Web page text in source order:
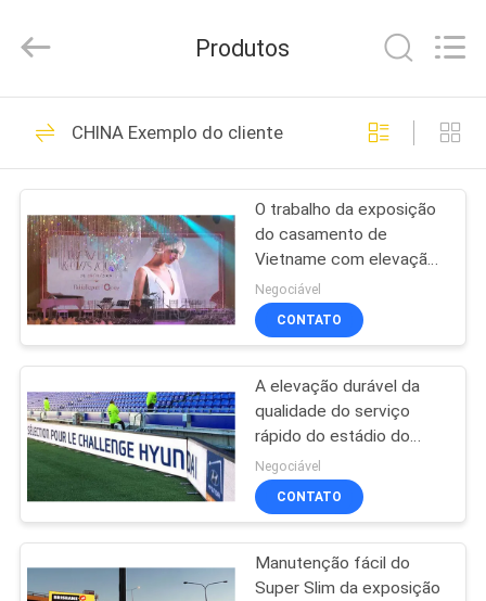
CASA
PRODUTOS
SHOW
RV
SOBRE
NÓS
EXCURSÃO
DA
FÁBRICA
Topbright
All
Reserved.
Exposição de diodo
emissor de luz de
HD
175
Ecrã LED COB
22
48
Produtos
CHINA Exemplo do cliente
O trabalho da exposição
do casamento de
Vietname com elevação
interna da série de TBC
D refresca Rate High
Greyscale
Negociável
CONTATO
A elevação durável da
qualidade do serviço
rápido do estádio do
perímetro do diodo
emissor de luz de Países
Baixos 250sqm refresca
Negociável
CONTATO
Manutenção fácil do
Super Slim da exposição